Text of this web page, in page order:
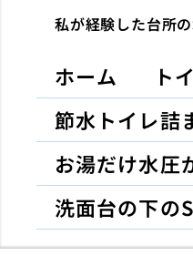
私が経験した台所
ホーム
ト
節水トイレ詰
お湯だけ水圧
洗面台の下の